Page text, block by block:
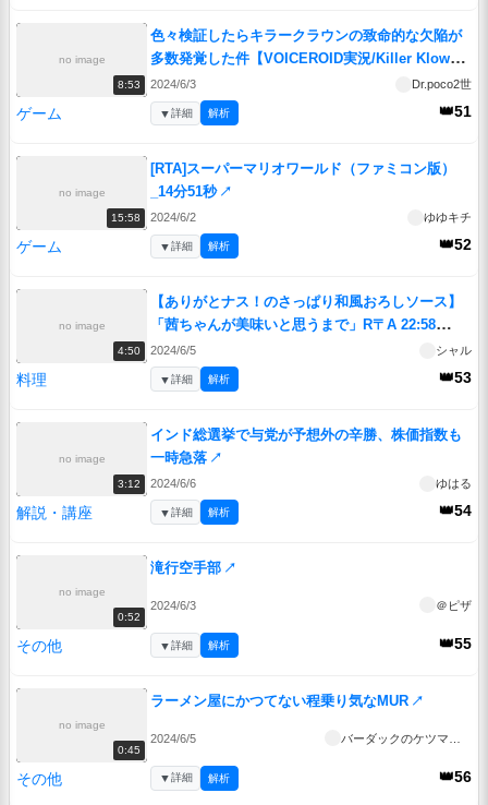
no image
8:53
色々検証したらキラークラウンの致命的な欠陥が
多数発覚した件【VOICEROID実況/Killer Klowns
from Outer Space: The Game/キラークラウン】
↗
2024/6/3 Dr.poco2世
ゲーム 👑51
▼詳細 解析
no image
15:58
[RTA]スーパーマリオワールド（ファミコン版）
_14分51秒 ↗
2024/6/2 ゆゆキチ
ゲーム 👑52
▼詳細 解析
no image
4:50
【ありがとナス！のさっぱり和風おろしソース】
「茜ちゃんが美味いと思うまで」R〒A 22:58
WR ↗
2024/6/5 シャル
料理 👑53
▼詳細 解析
no image
3:12
インド総選挙で与党が予想外の辛勝、株価指数も
一時急落 ↗
2024/6/6 ゆはる
解説・講座 👑54
▼詳細 解析
no image
0:52
滝行空手部 ↗
2024/6/3 ＠ピザ
その他 👑55
▼詳細 解析
no image
0:45
ラーメン屋にかつてない程乗り気なMUR ↗
2024/6/5
その他 👑56
▼詳細 解析